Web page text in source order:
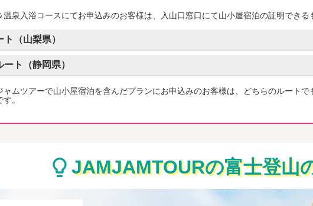
温泉入浴コースにてお申込みのお客様は、入山口窓口にて山小屋宿泊の証明できる
ト（山梨県）
ート（静岡県）
ムツアーで山小屋宿泊を含んだプランにお申込みのお客様は、どちらのルート
。
JAMJAMTOURの富士登山